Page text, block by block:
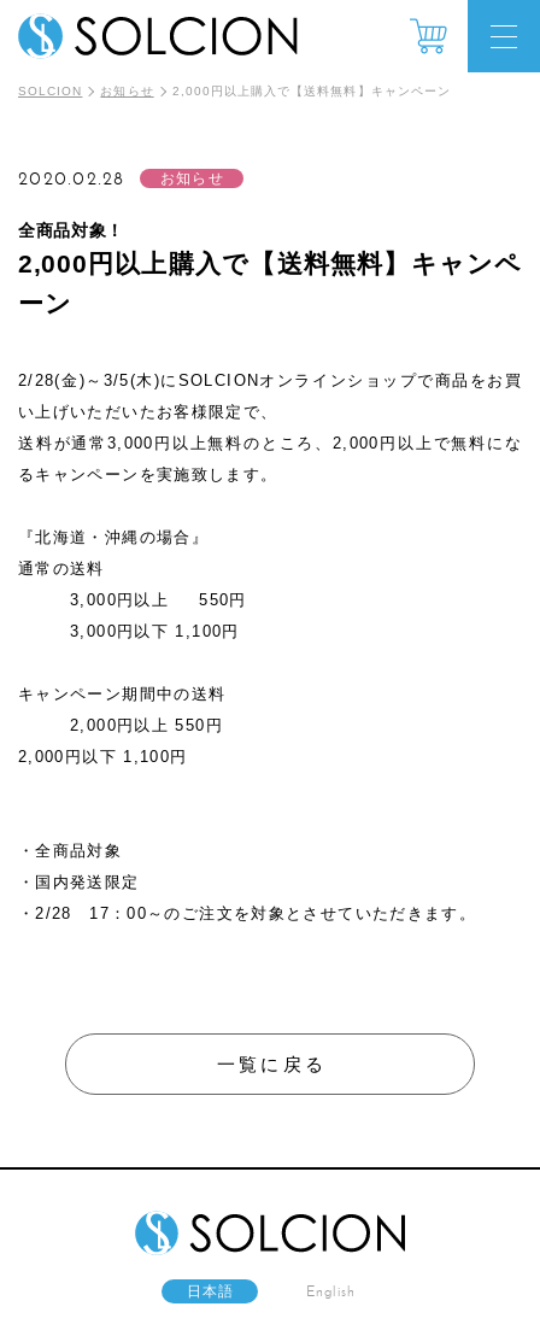
SOLCION お知らせ 2,000円以上購入で【送料無料】キャンペーン
全商品対象！
2,000円以上購入で【送料無料】キャンペ
ーン
2020.02.28 お知らせ
2/28(金)～3/5(木)にSOLCIONオンラインショップで商品をお買
い上げいただいたお客様限定で、
送料が通常3,000円以上無料のところ、2,000円以上で無料にな
るキャンペーンを実施致します。
『北海道・沖縄の場合』
通常の送料
3,000円以上 550円
3,000円以下 1,100円
キャンペーン期間中の送料
2,000円以上 550円
2,000円以下 1,100円
・全商品対象
・国内発送限定
・2/28 17：00～のご注文を対象とさせていただきます。
一覧に戻る
日本語 English